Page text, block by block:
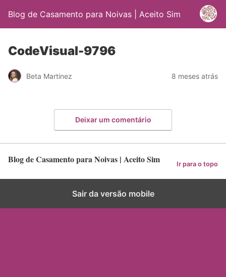
Blog de Casamento para Noivas | Aceito Sim
CodeVisual-9796
Beta Martinez 8 meses atrás
Deixar um comentário
Blog de Casamento para Noivas | Aceito Sim Ir para o topo
Sair da versão mobile